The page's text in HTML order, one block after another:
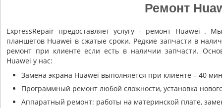
Ремонт
ExpressRepair предоставляет услугу - ремонт Huawei .
планшетов Huawei в сжатые сроки. Редкие запчасти в
ремонт при клиенте если есть в наличии запчасти.
Huawei у нас:
Замена экрана Huawei выполняется при клиенте – 40
Программный ремонт любой сложности, установка
Аппаратный ремонт: работы на материнской плате,